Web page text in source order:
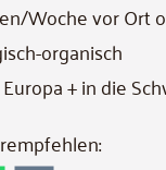
Woche vor Ort
organisch
+ in die